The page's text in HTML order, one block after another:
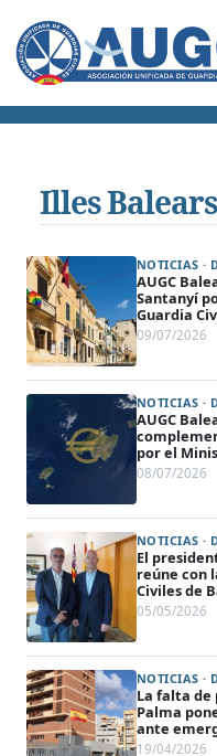
Illes Balears
NOTICIAS ·
AUGC
Santanyí
Guardia
09/07/2026
AUGC
por el
Seguridad
08/07/2026
NOTICIAS ·
El
reúne con
Civiles de
05/05/2026
NOTICIAS ·
La falta
Palma
ante
19/04/2026